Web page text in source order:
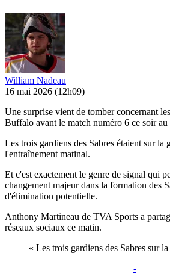
William Nadeau
16 mai 2026 (12h09)
Une surprise vient de tomber concernant
Buffalo avant le match numéro 6 ce soir
Les trois gardiens des Sabres étaient sur la
l'entraînement matinal.
Et c'est exactement le genre de signal qui
changement majeur dans la formation des
d'élimination potentielle.
Anthony Martineau de TVA Sports a
réseaux sociaux ce matin.
« Les trois gardiens des Sabres sur
-